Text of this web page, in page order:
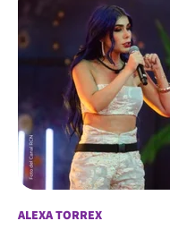
ALEXA TORREX